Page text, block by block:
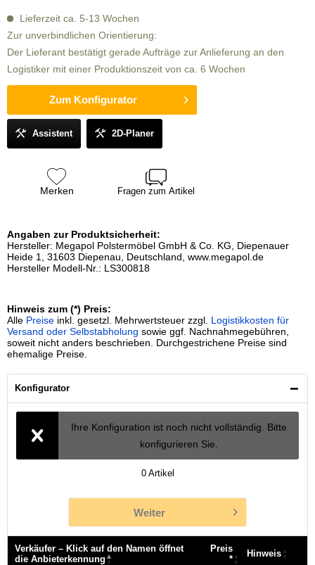
Lieferzeit ca. 5-13 Wochen
Zur unverbindlichen Orientierung:
Der Lieferant bestätigt gerade Aufträge zur Anlieferung an den
Logistiker mit einer Produktionszeit von ca. 6 Wochen
Zum Konfigurator
Assistent 2D-Planer
Merken Fragen zum Artikel
Angaben zur Produktsicherheit:
Hersteller: Megapol Polstermöbel GmbH & Co. KG, Diepenauer
Heide 1, 31603 Diepenau, Deutschland, www.megapol.de
Hersteller Modell-Nr.: LS300818
Hinweis zum (*) Preis:
Alle Preise inkl. gesetzl. Mehrwertsteuer zzgl. Logistikkosten für
Versand oder Selbstabholung sowie ggf. Nachnahmegebühren,
soweit nicht anders beschrieben. Durchgestrichene Preise sind
ehemalige Preise.
Konfigurator
Ihre Konfiguration ist noch nicht vollständig. Bitte
konfigurieren Sie.
0 Artikel
Weiter
Verkäufer – Klick auf den Namen öffnet
die Anbieterkennung
Preis
*
Hinweis